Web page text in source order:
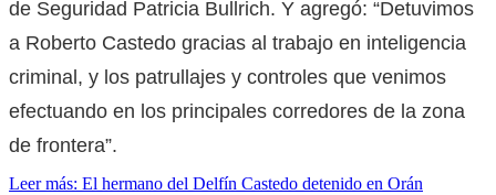
de Seguridad Patricia Bullrich. Y agregó: “Detuvimos
a Roberto Castedo gracias al trabajo en inteligencia
criminal, y los patrullajes y controles que venimos
efectuando en los principales corredores de la zona
de frontera”.
Leer más: El hermano del Delfín Castedo detenido en Orán